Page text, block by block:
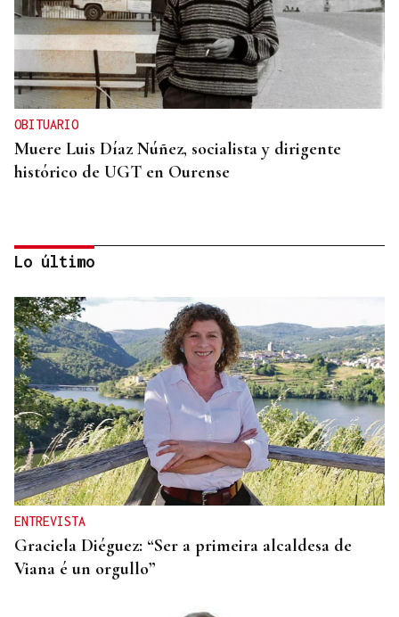
OBITUARIO
Muere Luis Díaz Núñez, socialista y dirigente
histórico de UGT en Ourense
CANEDO
Un herido en la colisión entre dos coches en la
entrada a las termas de Outariz
Lo último
ENTREVISTA
Graciela Diéguez: “Ser a primeira alcaldesa de
Viana é un orgullo”